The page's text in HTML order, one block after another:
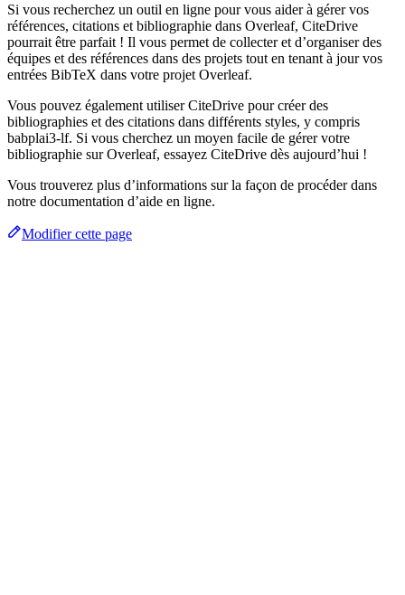
Si vous recherchez un outil en ligne pour vous aider à gérer vos
références, citations et bibliographie dans Overleaf, CiteDrive
pourrait être parfait ! Il vous permet de collecter et d’organiser des
équipes et des références dans des projets tout en tenant à jour vos
entrées BibTeX dans votre projet Overleaf.
Vous pouvez également utiliser CiteDrive pour créer des
bibliographies et des citations dans différents styles, y compris
babplai3-lf. Si vous cherchez un moyen facile de gérer votre
bibliographie sur Overleaf, essayez CiteDrive dès aujourd’hui !
Vous trouverez plus d’informations sur la façon de procéder dans
notre documentation d’aide en ligne.
Modifier cette page